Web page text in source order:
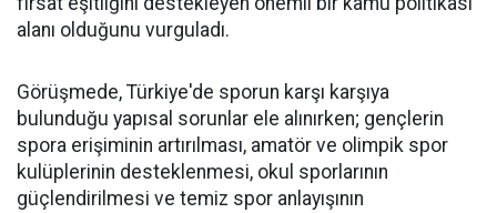
alanı olduğunu vurguladı.
Görüşmede, Türkiye'de sporun karşı karşıya
bulunduğu yapısal sorunlar ele alınırken; gençlerin
spora erişiminin artırılması, amatör ve olimpik spor
kulüplerinin desteklenmesi, okul sporlarının
güçlendirilmesi ve temiz spor anlayışının